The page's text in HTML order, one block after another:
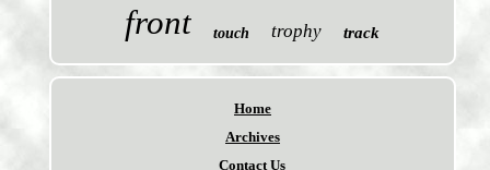
front touch trophy track
Home
Archives
Contact Us